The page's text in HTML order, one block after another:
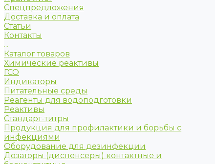
Спецпредложения
Доставка и оплата
Статьи
Контакты
...
Каталог товаров
Химические реактивы
ГСО
Индикаторы
Питательные среды
Реагенты для водоподготовки
Реактивы
Стандарт-титры
Продукция для профилактики и борьбы с
инфекциями
Оборудование для дезинфекции
Дозаторы (диспенсеры) контактные и